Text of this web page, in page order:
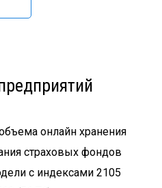
онлайн хранения
страховых фондов
с индексами 2105